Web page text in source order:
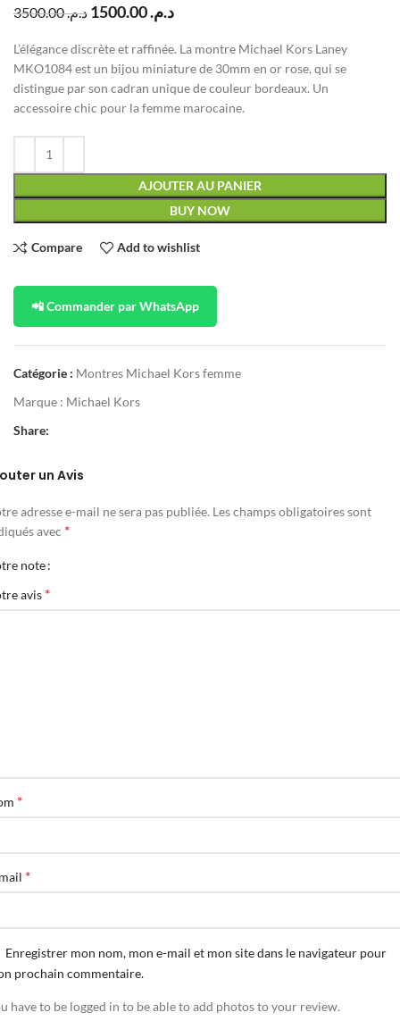
د.م.3500.00 د.م.
L’élégance discrète et raffinée. La montre Michael Kors Laney
MKO1084 est un bijou miniature de 30mm en or rose, qui se
distingue par son cadran unique de couleur bordeaux. Un
accessoire chic pour la femme marocaine.
AJOUTER AU PANIER
BUY NOW
Compare Add to wishlist
📲 Commander par WhatsApp
Catégorie : Montres Michael Kors femme
Marque : Michael Kors
Share:
un Avis
adresse e-mail ne sera pas publiée. Les champs obligatoires sont
avec *
note
avis *
*
*
Enregistrer mon nom, mon e-mail et mon site dans le navigateur pour
prochain commentaire.
have to be logged in to be able to add photos to your review.